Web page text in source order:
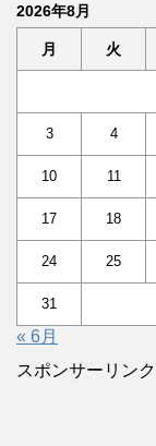
2026年8月
月 火
3 4
10 11
17 18
24 25
31
« 6月
スポンサーリンク